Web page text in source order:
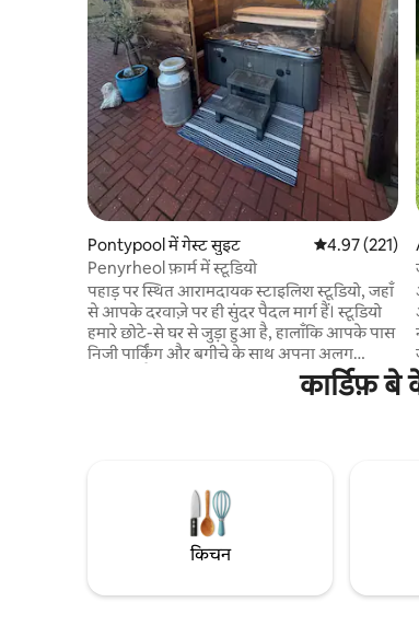
Pontypool में गेस्ट सुइट औसत रेटिंग 5 में
4.97 (221)
Penyrheol फ़ार्म में स्टूडियो
पहाड़ पर स्थित आरामदायक स्टाइलिश स्टूडियो, जहाँ
से आपके दरवाज़े पर ही सुंदर पैदल मार्ग हैं। स्टूडियो
हमारे छोटे-से घर से जुड़ा हुआ है, हालाँकि आपके पास
निजी पार्किंग और बगीचे के साथ अपना अलग
प्रवेशद्वार है। कृपया ध्यान दें कि यह हमारे घर का
हिस्सा है, इसलिए यह आराम करने, पैदल चलने/
इस्तेमाल सिर्फ़ रात 10 बजे तक किया जा सकता है।
*कोई पालतू जीव नहीं * बच्चों/शिशुओं के लिए सही
कार्डिफ़ बे
किचन